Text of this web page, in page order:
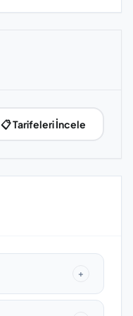
📋 Tarifeleri İncele
+